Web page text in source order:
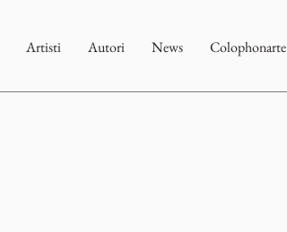
Artisti Autori News Colophonarte